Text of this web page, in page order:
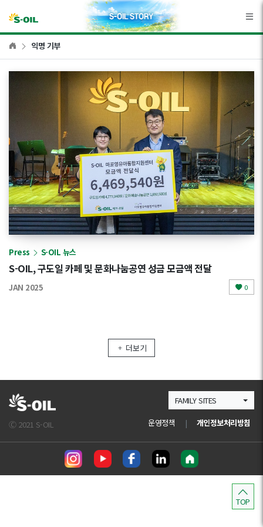
익명 기부
Press S-OIL 뉴스
S-OIL, 구도일 카페 및 문화나눔공연 성금 모금액 전달
JAN 2025 0
더보기
FAMILY SITES
Ⓒ 2021 S-OIL 운영정책 | 개인정보처리방침
TOP